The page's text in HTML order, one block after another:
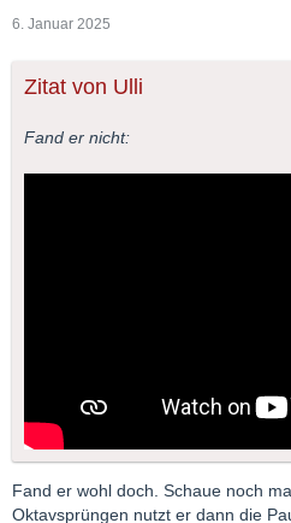
6. Januar 2025
Zitat von Ulli
Fand er nicht:
Fand er wohl doch. Schaue noch
Oktavsprüngen nutzt er dann die